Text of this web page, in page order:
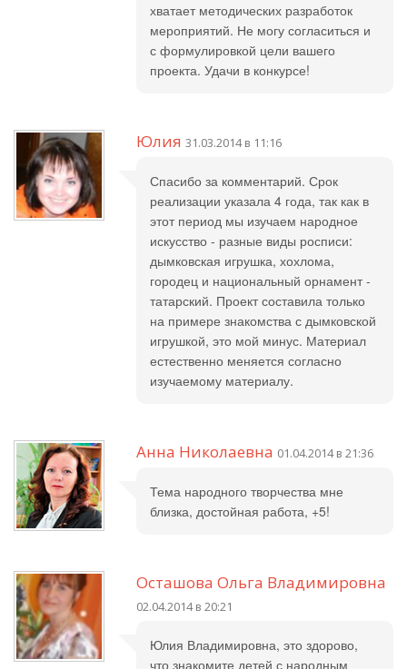
хватает методических разработок
мероприятий. Не могу согласиться и
с формулировкой цели вашего
проекта. Удачи в конкурсе!
Юлия 31.03.2014 в 11:16
Спасибо за комментарий. Срок
реализации указала 4 года, так как в
этот период мы изучаем народное
искусство - разные виды росписи:
дымковская игрушка, хохлома,
городец и национальный орнамент -
татарский. Проект составила только
на примере знакомства с дымковской
игрушкой, это мой минус. Материал
естественно меняется согласно
изучаемому материалу.
Анна Николаевна 01.04.2014 в 21:36
Тема народного творчества мне
близка, достойная работа, +5!
Осташова Ольга Владимировна
02.04.2014 в 20:21
Юлия Владимировна, это здорово,
что знакомите детей с народным